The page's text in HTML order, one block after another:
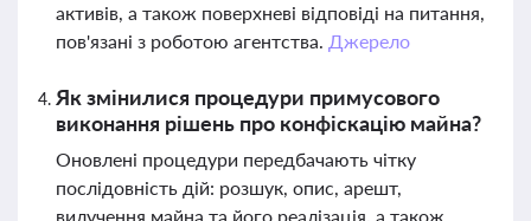
активів, а також поверхневі відповіді на питання,
пов'язані з роботою агентства. Джерело
Як змінилися процедури примусового
виконання рішень про конфіскацію майна?
Оновлені процедури передбачають чітку
послідовність дій: розшук, опис, арешт,
вилучення майна та його реалізація, а також